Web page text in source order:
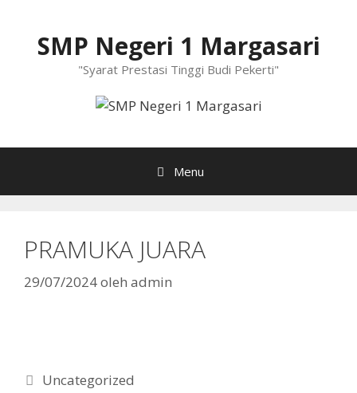
SMP Negeri 1 Margasari
"Syarat Prestasi Tinggi Budi Pekerti"
Menu
PRAMUKA JUARA
29/07/2024oleh admin
Kategori
Uncategorized